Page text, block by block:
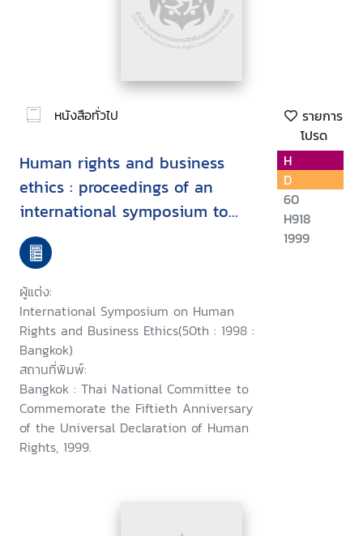
หนังสือทั่วไป
รายการ
โปรด
Human rights and business
ethics : proceedings of an
international symposium to
commemorate the fiftieth
anniversary of the Universal
Declaration of Human Rights,
24th October 1998, Bangkok
ผู้แต่ง:
International Symposium on Human
Rights and Business Ethics(50th : 1998 :
Bangkok)
สถานที่พิมพ์:
Bangkok : Thai National Committee to
Commemorate the Fiftieth Anniversary
of the Universal Declaration of Human
Rights, 1999.
H
D
60
H918
1999